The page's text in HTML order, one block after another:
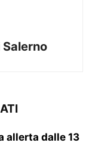
allerta dalle 13